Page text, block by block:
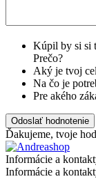
Kúpil by si si
Prečo?
Aký je tvoj
Na čo je
Pre akého
Odoslať hodnotenie
Ďakujeme, tvoje
Informácie a
Informácie a